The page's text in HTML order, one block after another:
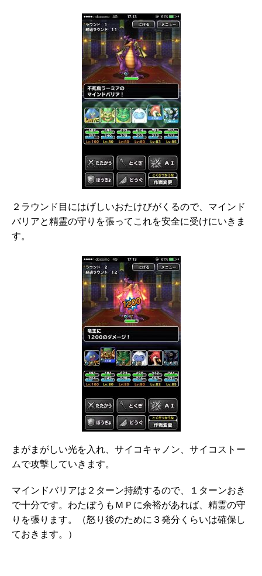
２ラウンド目にはげしいおたけびがくるので、マインド
バリアと精霊の守りを張ってこれを安全に受けにいきま
す。
まがまがしい光を入れ、サイコキャノン、サイコストー
ムで攻撃していきます。
マインドバリアは２ターン持続するので、１ターンおき
で十分です。わたぼうもＭＰに余裕があれば、精霊の守
りを張ります。（怒り後のために３発分くらいは確保し
ておきます。）